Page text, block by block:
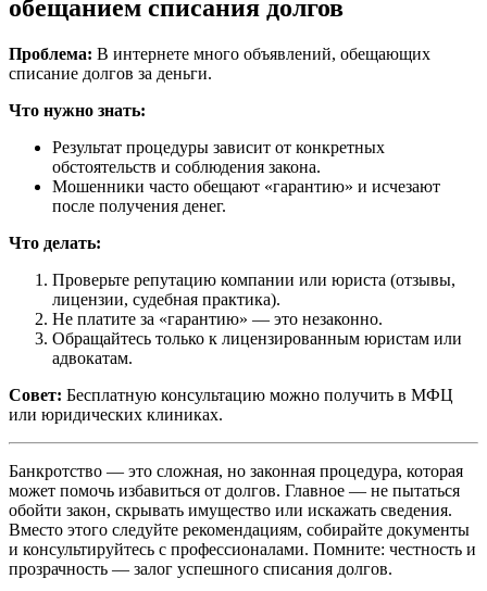
обещанием списания долгов
Проблема: В интернете много объявлений, обещающих
списание долгов за деньги.
Что нужно знать:
Результат процедуры зависит от конкретных
обстоятельств и соблюдения закона.
Мошенники часто обещают «гарантию» и исчезают
после получения денег.
Что делать:
Проверьте репутацию компании или юриста (отзывы,
лицензии, судебная практика).
Не платите за «гарантию» — это незаконно.
Обращайтесь только к лицензированным юристам или
адвокатам.
Совет: Бесплатную консультацию можно получить в МФЦ
или юридических клиниках.
Банкротство — это сложная, но законная процедура, которая
может помочь избавиться от долгов. Главное — не пытаться
обойти закон, скрывать имущество или искажать сведения.
Вместо этого следуйте рекомендациям, собирайте документы
и консультируйтесь с профессионалами. Помните: честность и
прозрачность — залог успешного списания долгов.